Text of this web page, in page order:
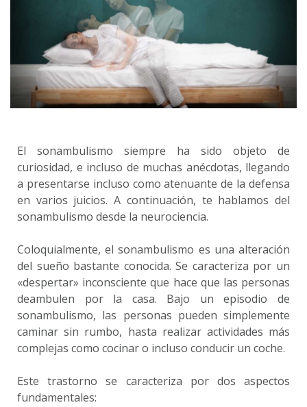
El sonambulismo siempre ha sido objeto de
curiosidad, e incluso de muchas anécdotas, llegando
a presentarse incluso como atenuante de la defensa
en varios juicios. A continuación, te hablamos del
sonambulismo desde la neurociencia.
Coloquialmente, el sonambulismo es una alteración
del sueño bastante conocida. Se caracteriza por un
«despertar» inconsciente que hace que las personas
deambulen por la casa. Bajo un episodio de
sonambulismo, las personas pueden simplemente
caminar sin rumbo, hasta realizar actividades más
complejas como cocinar o incluso conducir un coche.
Este trastorno se caracteriza por dos aspectos
fundamentales: